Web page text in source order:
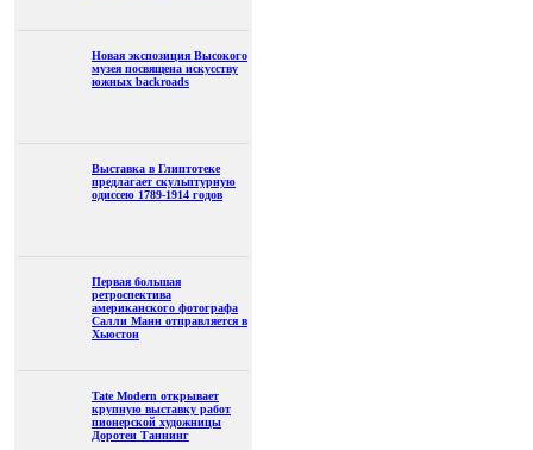
Новая экспозиция Высокого
музея посвящена искусству
южных backroads
Выставка в Глиптотеке
предлагает скульптурную
одиссею 1789-1914 годов
Первая большая
ретроспектива
американского фотографа
Салли Манн отправляется в
Хьюстон
Tate Modern открывает
крупную выставку работ
пионерской художницы
Доротеи Таннинг